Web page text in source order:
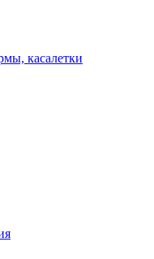
касалетки